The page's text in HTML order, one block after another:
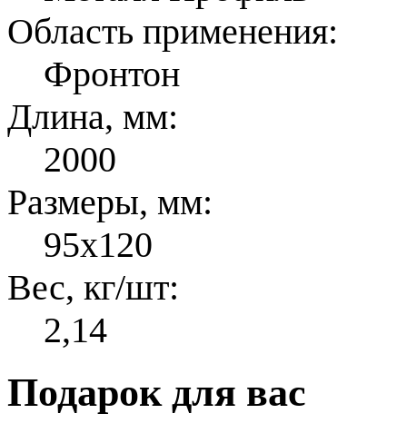
Область применения:
Фронтон
Длина, мм:
2000
Размеры, мм:
95x120
Вес, кг/шт:
2,14
Подарок для вас